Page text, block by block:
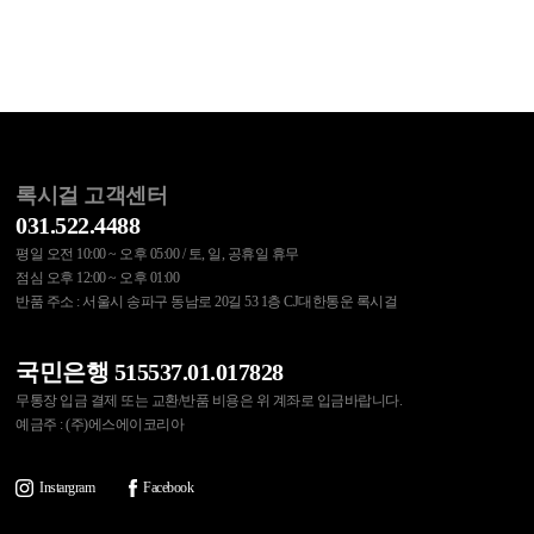
록시걸 고객센터
031.522.4488
평일 오전 10:00 ~ 오후 05:00 / 토, 일, 공휴일 휴무
점심 오후 12:00 ~ 오후 01:00
반품 주소 : 서울시 송파구 동남로 20길 53 1층 CJ대한통운 록시걸
국민은행 515537.01.017828
무통장 입금 결제 또는 교환/반품 비용은 위 계좌로 입금바랍니다.
예금주 : (주)에스에이코리아
Instargram Facebook